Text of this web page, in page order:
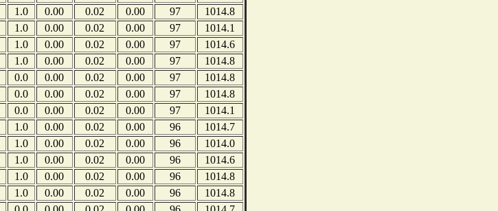
1.0 0.00 0.02 0.00 97
1014.8
1.0 0.00 0.02 0.00 97
1014.1
1.0 0.00 0.02 0.00 97
1014.6
1.0 0.00 0.02 0.00 97
1014.8
0.0 0.00 0.02 0.00 97
1014.8
0.0 0.00 0.02 0.00 97
1014.8
0.0 0.00 0.02 0.00 97
1014.1
1.0 0.00 0.02 0.00 96
1014.7
1.0 0.00 0.02 0.00 96
1014.0
1.0 0.00 0.02 0.00 96
1014.6
1.0 0.00 0.02 0.00 96
1014.8
1.0 0.00 0.02 0.00 96
1014.8